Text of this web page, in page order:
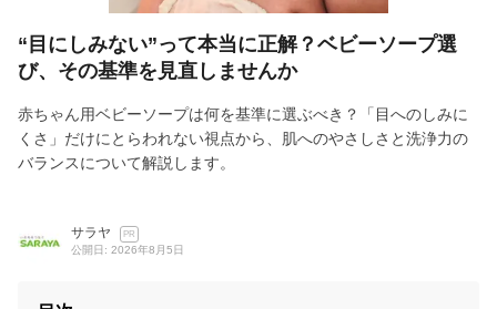
“目にしみない”って本当に正解？ベビーソープ選
び、その基準を見直しませんか
赤ちゃん用ベビーソープは何を基準に選ぶべき？「目へのしみに
くさ」だけにとらわれない視点から、肌へのやさしさと洗浄力の
バランスについて解説します。
サラヤ PR
公開日: 2026年8月5日